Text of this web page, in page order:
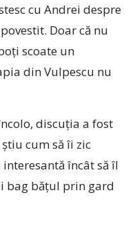
cu Andrei despre
Doar că nu
scoate un
din Vulpescu nu
discuția a fost
cum să îi zic
încât să îl
bag bățul prin gard